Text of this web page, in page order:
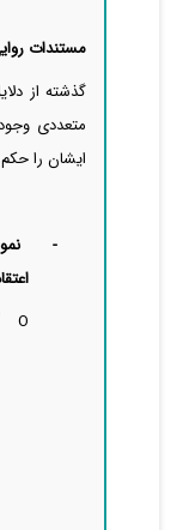
مستندات
گذشته از
متعددی
ایشان را
-
O